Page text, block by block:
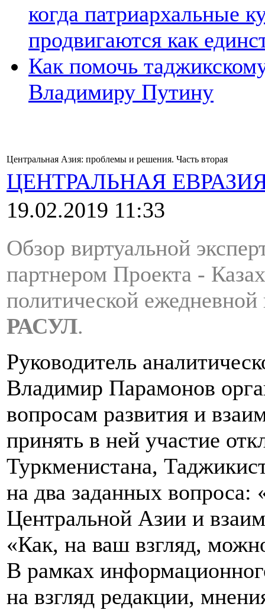
когда патриархальные
продвигаются как
Как помочь
Владимиру Путину
Центральная Азия: проблемы и решения. Часть вторая
ЦЕНТРАЛЬНАЯ
19.02.2019 11:33
Обзор виртуальной
партнером Проекта -
политической
РАСУЛ.
Руководитель
Владимир Парамонов
вопросам развития и
принять в ней участие
Туркменистана,
на два заданных вопроса:
Центральной Азии и
«Как, на ваш взгляд,
В рамках
на взгляд редакции,